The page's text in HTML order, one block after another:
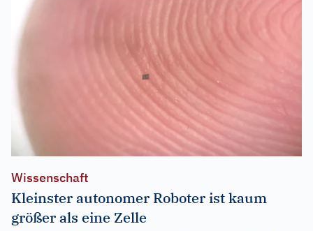
Wissenschaft
Kleinster autonomer Roboter ist kaum
größer als eine Zelle